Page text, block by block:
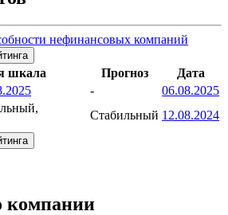
нефинансовых компаний
шкала Прогноз
Дата
-
06.08.2025
Стабильный 12.08.2024
компании